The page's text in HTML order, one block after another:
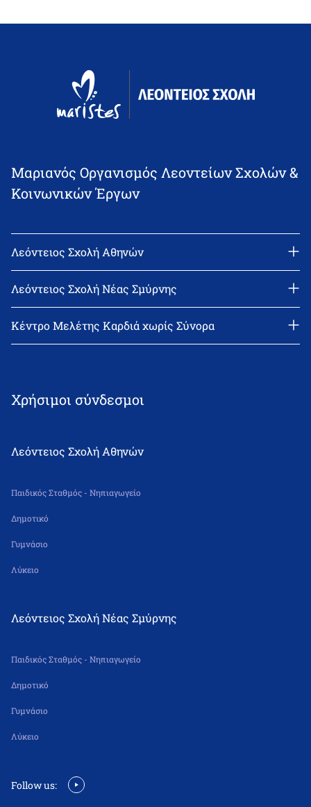
Μαριανός Οργανισμός Λεοντείων Σχολών &
Κοινωνικών Έργων
Λεόντειος Σχολή Αθηνών
email: l_leonin@leonteiosedu.gr
Λεόντειος Σχολή Νέας Σμύρνης
email: info@leonteiosns.gr
Κέντρο Μελέτης Καρδιά χωρίς Σύνορα
Χρήσιμοι σύνδεσμοι
Λεόντειος Σχολή Αθηνών
Παιδικός Σταθμός - Νηπιαγωγείο
Δημοτικό
Γυμνάσιο
Λύκειο
Λεόντειος Σχολή Νέας Σμύρνης
Παιδικός Σταθμός - Νηπιαγωγείο
Δημοτικό
Γυμνάσιο
Λύκειο
Follow us: